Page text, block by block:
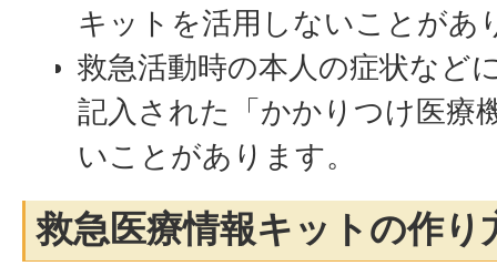
キットを活用しないことがあ
救急活動時の本人の症状など
記入された「かかりつけ医療
いことがあります。
救急医療情報キットの作り